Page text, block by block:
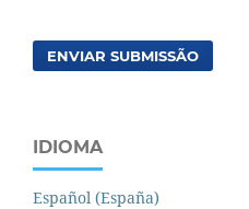
ENVIAR SUBMISSÃO
IDIOMA
Español (España)